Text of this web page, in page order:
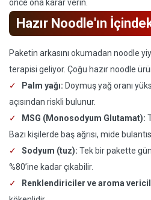
önce ona karar verin.
Hazır Noodle'ın
Paketin arkasını okumadan noodle
terapisi geliyor. Çoğu hazır noodle
Palm yağı: Doymuş yağ oranı
açısından riskli bulunur.
MSG (Monosodyum Glutamat):
Bazı kişilerde baş ağrısı, mide
Sodyum (tuz): Tek bir pakette
%80’ine kadar çıkabilir.
Renklendiriciler ve aroma